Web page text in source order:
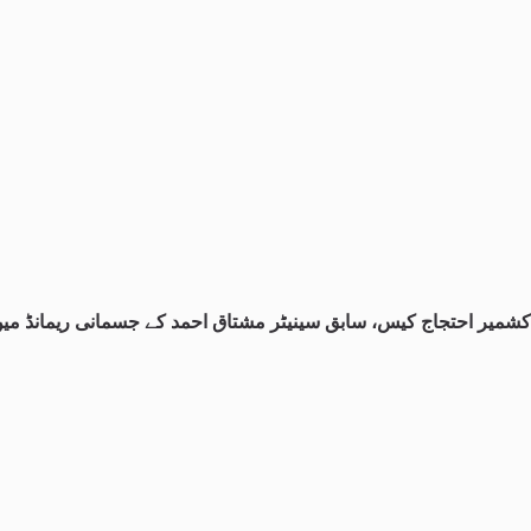
کشمیر احتجاج کیس، سابق سینیٹر مشتاق احمد کے جسمانی ریمانڈ میں 4 روز کی